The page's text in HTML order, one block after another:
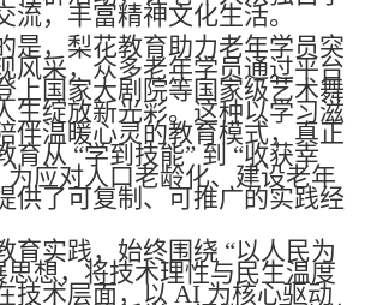
流，丰富精神文化生活。
是，梨花教育助力老年学员突
风采，众多老年学员通过平台
上国家大剧院等国家级艺术舞
生绽放新光彩。这种以学习滋
伴温暖心灵的教育模式，真正
育从 “学到技能” 到 “收获幸
为应对人口老龄化、建设老年
供了可复制、可推广的实践经
育实践，始终围绕 “以人民为
思想，将技术理性与民生温度
技术层面，以 AI 为核心驱动